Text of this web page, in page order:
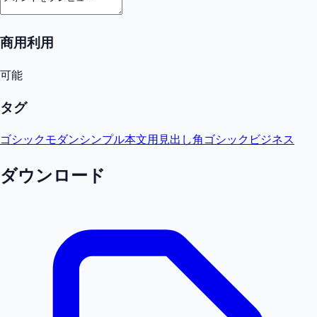
商用利用
可能
タグ
ゴシックモダンシンプル本文用 見出し角ゴシック ビジネス
ダウンロード